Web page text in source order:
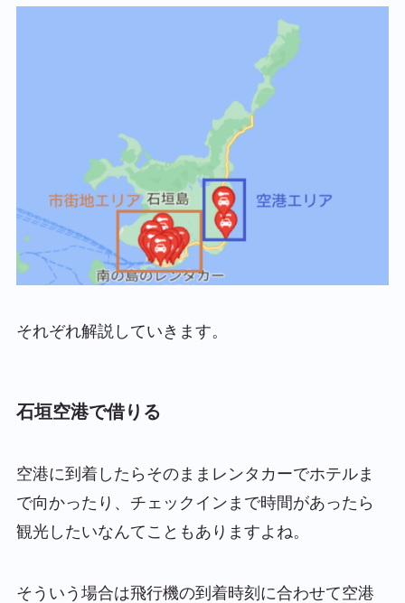
それぞれ解説していきます。
石垣空港で借りる
空港に到着したらそのままレンタカーでホテルま
で向かったり、チェックインまで時間があったら
観光したいなんてこともありますよね。
そういう場合は飛行機の到着時刻に合わせて空港